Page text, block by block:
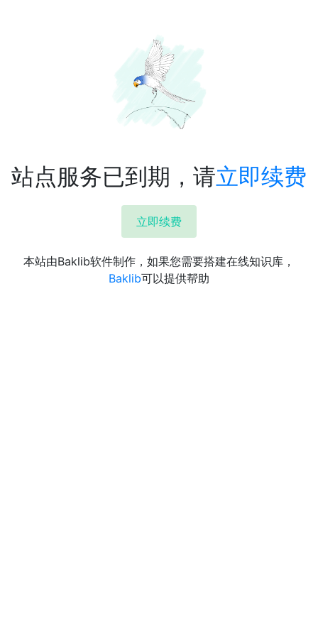
站点服务已到期，请立即续费
立即续费
本站由Baklib软件制作，如果您需要搭建在线知识库，
Baklib可以提供帮助